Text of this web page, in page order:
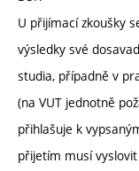
U přijímací zkoušky
výsledky své
studia, případně v
(na VUT jednotně
přihlašuje k
přijetím musí